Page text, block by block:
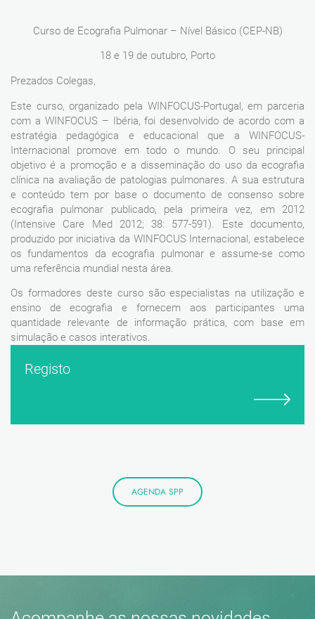
Curso de Ecografia Pulmonar – Nível Básico (CEP-NB)
18 e 19 de outubro, Porto
Prezados Colegas,
Este curso, organizado pela WINFOCUS-Portugal, em parceria
com a WINFOCUS – Ibéria, foi desenvolvido de acordo com a
estratégia pedagógica e educacional que a WINFOCUS-
Internacional promove em todo o mundo. O seu principal
objetivo é a promoção e a disseminação do uso da ecografia
clínica na avaliação de patologias pulmonares. A sua estrutura
e conteúdo tem por base o documento de consenso sobre
ecografia pulmonar publicado, pela primeira vez, em 2012
(Intensive Care Med 2012; 38: 577-591). Este documento,
produzido por iniciativa da WINFOCUS Internacional, estabelece
os fundamentos da ecografia pulmonar e assume-se como
uma referência mundial nesta área.
Os formadores deste curso são especialistas na utilização e
ensino de ecografia e fornecem aos participantes uma
quantidade relevante de informação prática, com base em
simulação e casos interativos.
Registo
AGENDA SPP